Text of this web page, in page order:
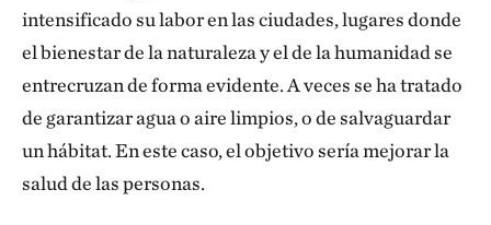
Se habían realizado estudios sobre personas que
vivían en zonas verdes y se había comprobado que
gozaban de mejor salud y vivían más tiempo. Se
observó un descenso de la mortalidad de entre el 10%
y el 12% [a lo largo de los estudios]. Eso nos dio una
base para calcular cuánto verde haría falta aquí, y
intensificado su labor en las ciudades, lugares donde
el bienestar de la naturaleza y el de la humanidad se
entrecruzan de forma evidente. A veces se ha tratado
de garantizar agua o aire limpios, o de salvaguardar
un hábitat. En este caso, el objetivo sería mejorar la
salud de las personas.